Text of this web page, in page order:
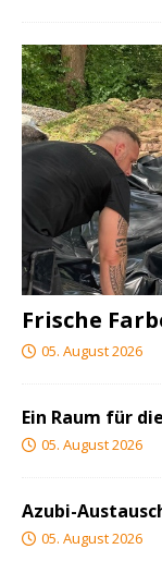
Frische
05. August 2026
Ein Raum für
05. August 2026
Azubi-
05. August 2026